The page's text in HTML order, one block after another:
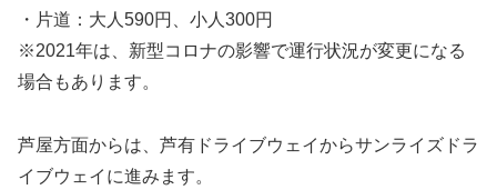
・片道：大人590円、小人300円
※2021年は、新型コロナの影響で運行状況が変更になる
場合もあります。
芦屋方面からは、芦有ドライブウェイからサンライズドラ
イブウェイに進みます。